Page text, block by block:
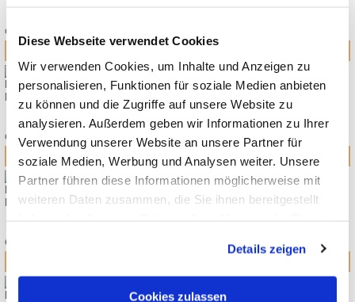
Diese Webseite verwendet Cookies
Wir verwenden Cookies, um Inhalte und Anzeigen zu
personalisieren, Funktionen für soziale Medien anbieten
zu können und die Zugriffe auf unsere Website zu
analysieren. Außerdem geben wir Informationen zu Ihrer
Verwendung unserer Website an unsere Partner für
soziale Medien, Werbung und Analysen weiter. Unsere
Partner führen diese Informationen möglicherweise mit
weiteren Daten zusammen, die Sie ihnen bereitgestellt
Details zeigen
Cookies zulassen
€
MOON GIO FOLD / RESEA FOLD ADAPTER MAXI-COSI
KOLLEKTION 2026
€ 29,90*
MOON PREMIUM FASHION BACKPACK
KOLLEKTION 2026
€
MOON PREMIUM FUSSSÄCKE